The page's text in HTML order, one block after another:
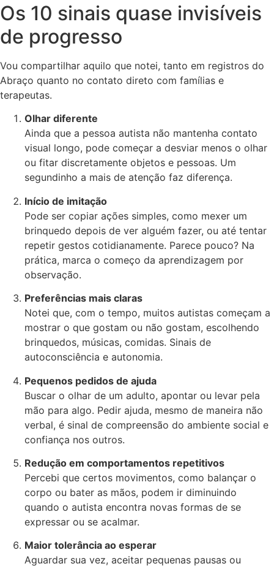
Os 10 sinais quase invisíveis
de progresso
Vou compartilhar aquilo que notei, tanto em registros do
Abraço quanto no contato direto com famílias e
terapeutas.
Olhar diferente
Ainda que a pessoa autista não mantenha contato
visual longo, pode começar a desviar menos o olhar
ou fitar discretamente objetos e pessoas. Um
segundinho a mais de atenção faz diferença.
Início de imitação
Pode ser copiar ações simples, como mexer um
brinquedo depois de ver alguém fazer, ou até tentar
repetir gestos cotidianamente. Parece pouco? Na
prática, marca o começo da aprendizagem por
observação.
Preferências mais claras
Notei que, com o tempo, muitos autistas começam a
mostrar o que gostam ou não gostam, escolhendo
brinquedos, músicas, comidas. Sinais de
autoconsciência e autonomia.
Pequenos pedidos de ajuda
Buscar o olhar de um adulto, apontar ou levar pela
mão para algo. Pedir ajuda, mesmo de maneira não
verbal, é sinal de compreensão do ambiente social e
confiança nos outros.
Redução em comportamentos repetitivos
Percebi que certos movimentos, como balançar o
corpo ou bater as mãos, podem ir diminuindo
quando o autista encontra novas formas de se
expressar ou se acalmar.
Maior tolerância ao esperar
Aguardar sua vez, aceitar pequenas pausas ou